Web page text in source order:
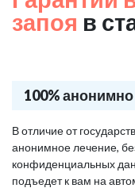
запоя в
100% анонимно
В отличие от
анонимное лечение,
конфиденциальных
подъедет к вам на